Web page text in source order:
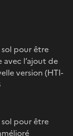
sol pour être
avec l’ajout de
version (HTI-
sol pour être